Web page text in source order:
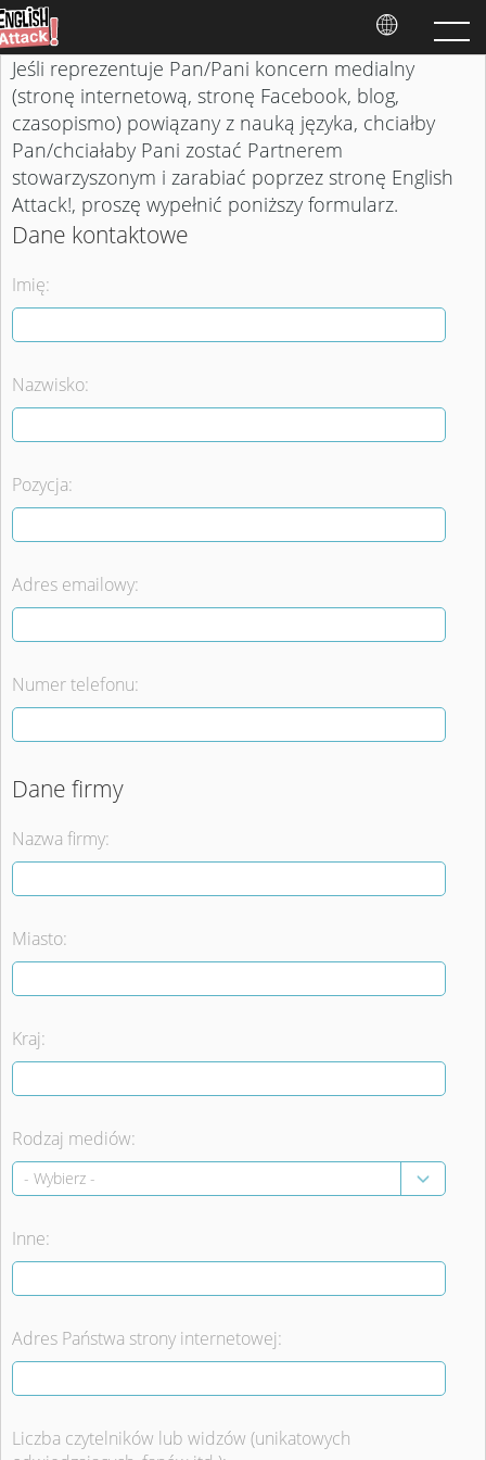
Jeśli reprezentuje Pan/Pani koncern medialny
(stronę internetową, stronę Facebook, blog,
czasopismo) powiązany z nauką języka, chciałby
Pan/chciałaby Pani zostać Partnerem
stowarzyszonym i zarabiać poprzez stronę English
Attack!, proszę wypełnić poniższy formularz.
Dane kontaktowe
Imię:
Nazwisko:
Pozycja:
Adres emailowy:
Numer telefonu:
Dane firmy
Nazwa firmy:
Miasto:
Kraj:
Rodzaj mediów:
Inne:
Adres Państwa strony internetowej:
Liczba czytelników lub widzów (unikatowych